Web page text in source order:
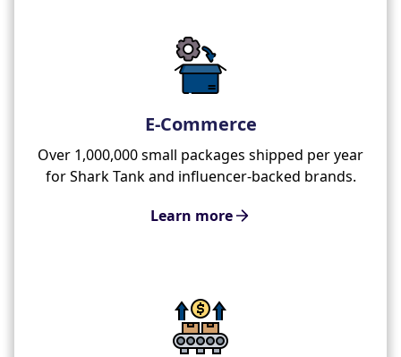
E-Commerce
Over 1,000,000 small packages shipped per year
for Shark Tank and influencer-backed brands.
Learn more